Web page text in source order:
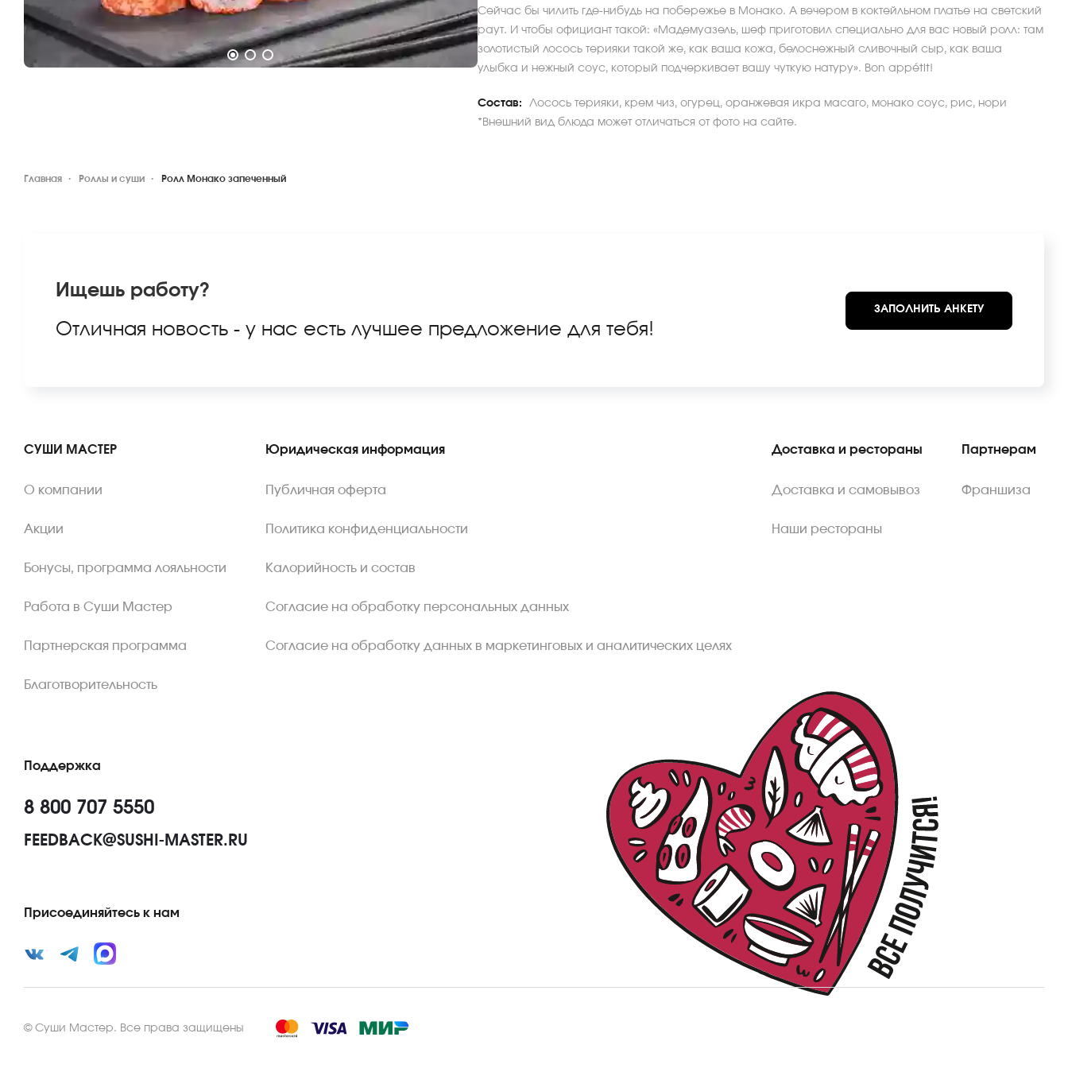
Сейчас бы чилить где-нибудь на побережье в Монако. А вечером в коктейльном платье на светский
раут. И чтобы официант такой: «Мадемуазель, шеф приготовил специально для вас новый ролл: там
золотистый лосось терияки такой же, как ваша кожа, белоснежный сливочный сыр, как ваша
улыбка и нежный соус, который подчеркивает вашу чуткую натуру». Bon appétit!
Состав:
Лосось терияки, крем чиз, огурец, оранжевая икра масаго, монако соус, рис, нори
*Внешний вид блюда может отличаться от фото на сайте.
Главная Роллы и суши Ролл Монако запеченный
Ищешь работу?
Отличная новость - у нас есть лучшее предложение для тебя!
ЗАПОЛНИТЬ АНКЕТУ
СУШИ МАСТЕР
О компании
Акции
Бонусы, программа лояльности
Работа в Суши Мастер
Партнерская программа
Благотворительность
Юридическая информация
Публичная оферта
Политика конфиденциальности
Калорийность и состав
Согласие на обработку персональных данных
Согласие на обработку данных в маркетинговых и аналитических целях
Доставка и рестораны
Доставка и самовывоз
Наши рестораны
Партнерам
Франшиза
Поддержка
8 800 707 5550
FEEDBACK@SUSHI-MASTER.RU
Присоединяйтесь к нам
© Суши Мастер. Все права защищены